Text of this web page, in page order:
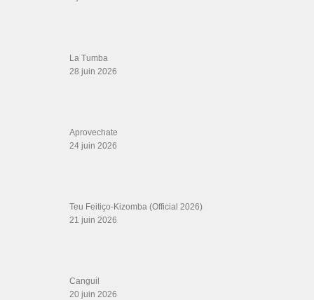
La Tumba
28 juin 2026
Aprovechate
24 juin 2026
Teu Feitiço-Kizomba (Official 2026)
21 juin 2026
Canguil
20 juin 2026